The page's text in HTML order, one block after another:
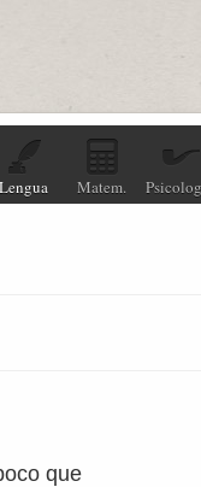
Lengua Matem.
que